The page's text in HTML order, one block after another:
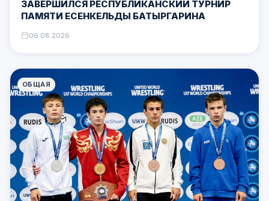
ЗАВЕРШИЛСЯ РЕСПУБЛИКАНСКИЙ ТУРНИР
ПАМЯТИ ЕСЕНКЕЛЬДЫ БАТЫРГАРИНА
06.08.2026
ОБЩАЯ